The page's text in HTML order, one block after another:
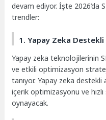
devam ediyor. İşte 2026’da
trendler:
1. Yapay Zeka Destekli
Yapay zeka teknolojilerinin
ve etkili optimizasyon
tanıyor. Yapay zeka
içerik optimizasyonu ve
oynayacak.